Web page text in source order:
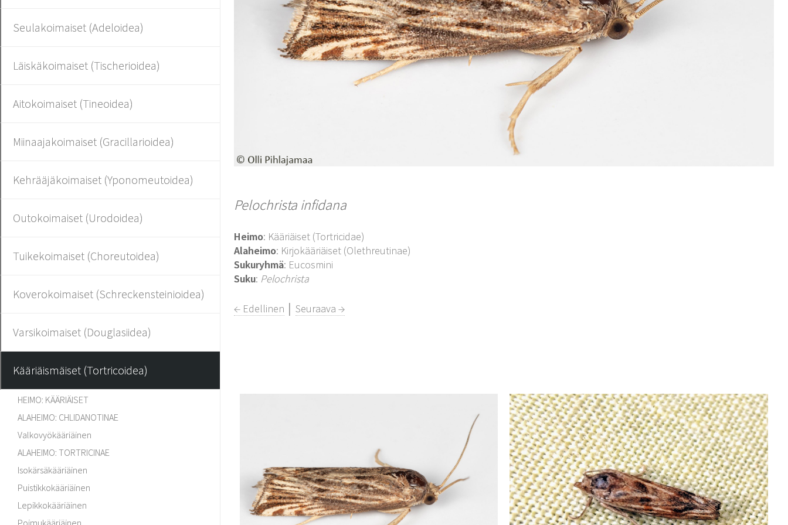
Seulakoimaiset (Adeloidea)
Läiskäkoimaiset (Tischerioidea)
Aitokoimaiset (Tineoidea)
Miinaajakoimaiset (Gracillarioidea)
Kehrääjäkoimaiset (Yponomeutoidea)
Outokoimaiset (Urodoidea)
Tuikekoimaiset (Choreutoidea)
Koverokoimaiset (Schreckensteinioidea)
Varsikoimaiset (Douglasiidea)
Kääriäismäiset (Tortricoidea)
HEIMO: KÄÄRIÄISET
ALAHEIMO: CHLIDANOTINAE
Valkovyökääriäinen
ALAHEIMO: TORTRICINAE
Isokärsäkääriäinen
Puistikkokääriäinen
Lepikkokääriäinen
Poimukääriäinen
Pelochrista infidana
Heimo: Kääriäiset (Tortricidae)
Alaheimo: Kirjokääriäiset (Olethreutinae)
Sukuryhmä: Eucosmini
Suku: Pelochrista
← Edellinen │Seuraava →